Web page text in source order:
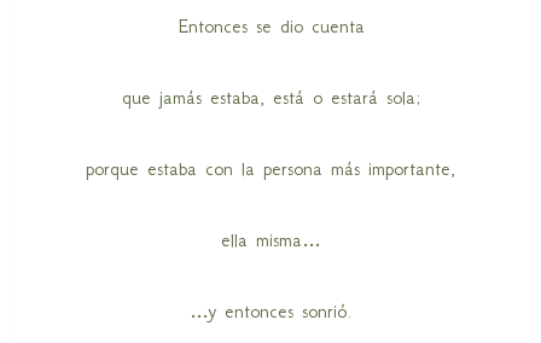
Entonces se dio cuenta
que jamás estaba, está o estará sola;
porque estaba con la persona más importante,
ella misma…
…y entonces sonrió.